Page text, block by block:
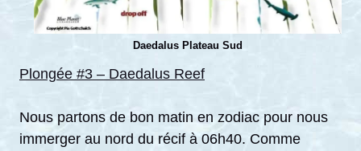
Daedalus Plateau Sud
Plongée #3 – Daedalus Reef
Nous partons de bon matin en zodiac pour nous
immerger au nord du récif à 06h40. Comme